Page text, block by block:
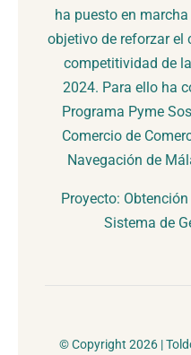
ha puesto en
objetivo de reforzar el
competitividad de
2024. Para ello ha
Programa Pyme
Comercio de
Navegación de
Proyecto:
Sistema de
© Copyright 2026 |